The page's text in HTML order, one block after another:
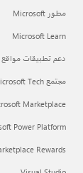
مطور Microsoft
Microsoft Learn
دعم تطبيقات
مجتمع Microsoft Tech
Marketplace
Power Platform
Rewards